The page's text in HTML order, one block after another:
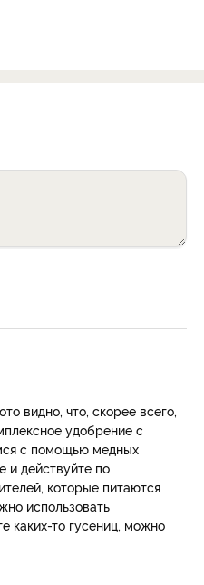
видно, что, скорее всего,
удобрение с
с помощью медных
и действуйте по
которые питаются
использовать
каких-то гусениц, можно